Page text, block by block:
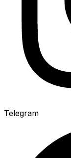
Telegram